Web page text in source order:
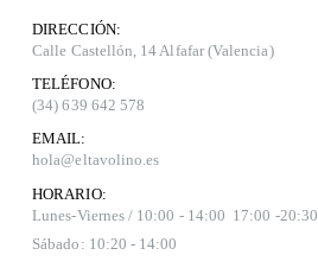
DIRECCIÓN:
Calle Castellón, 14 Alfafar (Valencia)
TELÉFONO:
(34) 639 642 578
EMAIL:
hola@eltavolino.es
HORARIO:
Lunes-Viernes / 10:00 - 14:00 17:00 -20:30
Sábado: 10:20 - 14:00